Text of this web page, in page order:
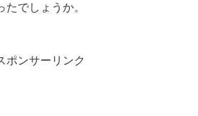
でしょうか。
ポンサーリンク